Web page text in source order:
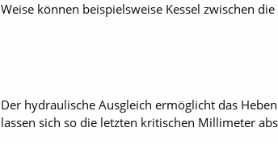
Weise können beispielsweise Kessel zwischen
Der hydraulische Ausgleich ermöglicht das
lassen sich so die letzten kritischen Millimeter